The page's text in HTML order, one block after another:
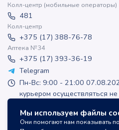
Мы используем файлы
Они помогают нам показывать
Колл-центр (мобильные операторы)
481
Колл-центр
+375 (17) 388-76-78
Аптека №34
+375 (17) 393-36-19
Telegram
Пн-Вс: 9:00 - 21:00
курьером осуществляться
inlek_apteka